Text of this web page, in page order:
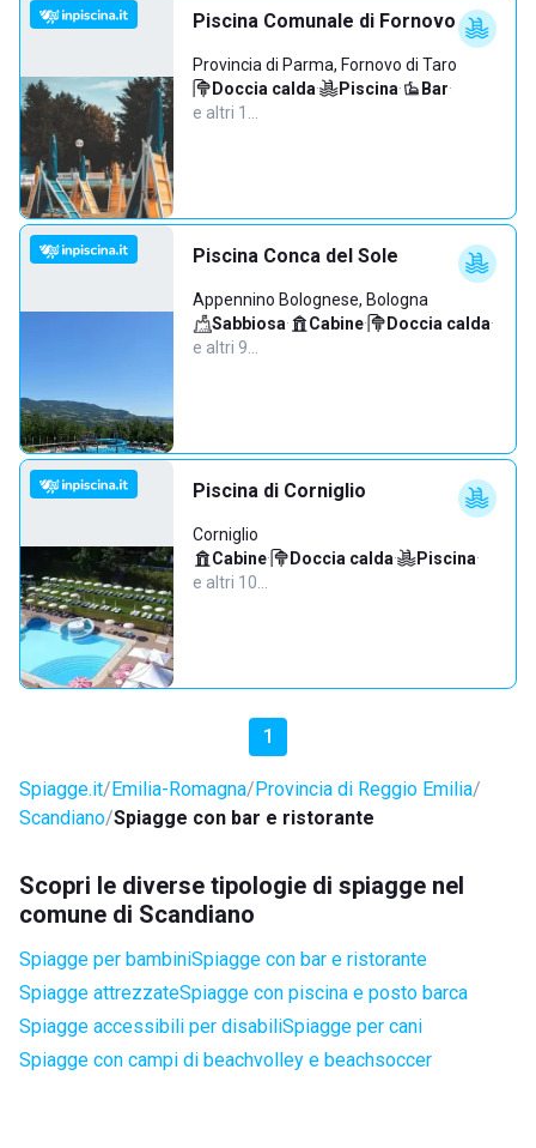
Piscina Comunale di Fornovo
Provincia di Parma, Fornovo di Taro
Doccia calda· Piscina· Bar·
e altri 1…
Piscina Conca del Sole
Appennino Bolognese, Bologna
Sabbiosa· Cabine· Doccia calda·
e altri 9…
Piscina di Corniglio
Corniglio
Cabine· Doccia calda· Piscina·
e altri 10…
1
Spiagge.it Emilia-Romagna Provincia di Reggio Emilia
Scandiano Spiagge con bar e ristorante
Scopri le diverse tipologie di spiagge nel
comune di Scandiano
Spiagge per bambiniSpiagge con bar e ristorante
Spiagge attrezzateSpiagge con piscina e posto barca
Spiagge accessibili per disabiliSpiagge per cani
Spiagge con campi di beachvolley e beachsoccer